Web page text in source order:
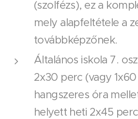
(szolfézs), ez a
mely alapfeltétele a
továbbképzőnek.
Általános iskola 7.
2x30 perc (vagy
hangszeres óra
helyett heti 2x45